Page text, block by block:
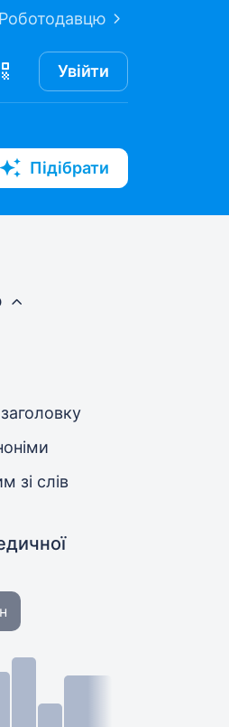
Роботодавцю
Увійти
Підібрати
зі слів